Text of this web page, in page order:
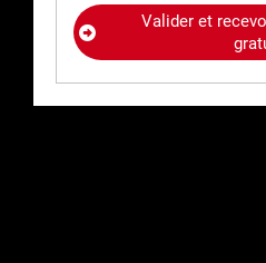
Valider et